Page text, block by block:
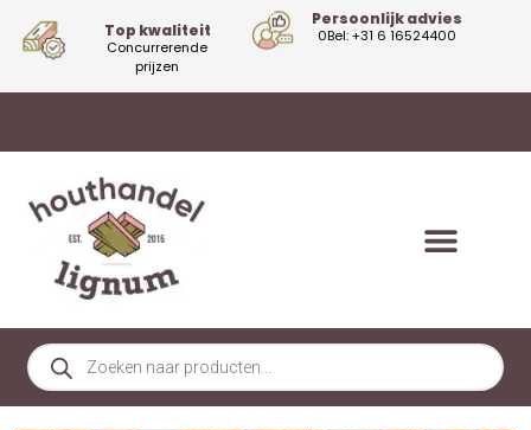
Top kwaliteit
Concurrerende
prijzen
Persoonlijk advies
0Bel: +31 6 16524400